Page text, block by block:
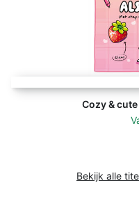
Cozy &
Bekijk alle